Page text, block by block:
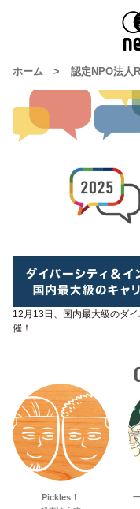
ホーム > 認定NPO法人
12月13日、国内最大級のダ
催！
Pickles！